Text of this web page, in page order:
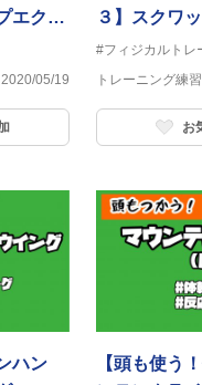
エクス
2020/05/19
３】スクワ
#フィジカルトレ
トレーニング練
お
ハン
【頭も使う